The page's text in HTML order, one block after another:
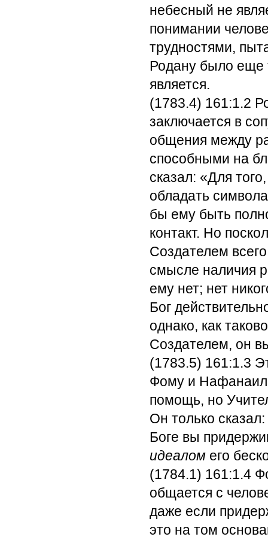
небесный не
понимании
трудностями,
Родану было еще
является.
(1783.4) 161:1.2
заключается в
общения между
способными на
сказал: «Для
обладать
бы ему быть
контакт. Но
Создателем
смысле наличия
ему нет; нет
Бог
однако, как
Создателем, он
(1783.5) 161:1.3
Фому и
помощь, но
Он только
Боге вы
идеалом его
(1784.1) 161:1.4
общается с
даже если
это на том